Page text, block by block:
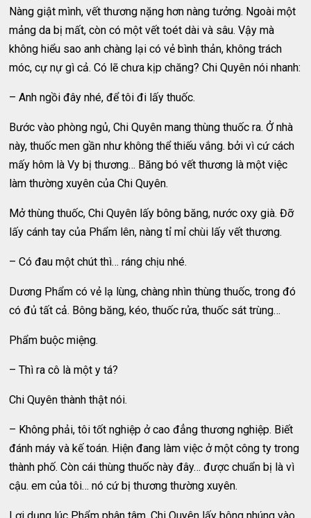
Nàng giật mình, vết thương nặng hơn nàng tưởng. Ngoài một
mảng da bị mất, còn có một vết toét dài và sâu. Vậy mà
không hiểu sao anh chàng lại có vẻ bình thản, không trách
móc, cự nự gì cả. Có lẽ chưa kịp chăng? Chi Quyên nói nhanh:
– Anh ngồi đây nhé, để tôi đi lấy thuốc.
Bước vào phòng ngủ, Chi Quyên mang thùng thuốc ra. Ở nhà
này, thuốc men gần như không thể thiếu vắng. bởi vì cứ cách
mấy hôm là Vy bị thương… Băng bó vết thương là một việc
làm thường xuyên của Chi Quyên.
Mở thùng thuốc, Chi Quyên lấy bông băng, nước oxy già. Đỡ
lấy cánh tay của Phẩm lên, nàng tỉ mỉ chùi lấy vết thương.
– Có đau một chút thì… ráng chịu nhé.
Dương Phẩm có vẻ lạ lùng, chàng nhìn thùng thuốc, trong đó
có đủ tất cả. Bông băng, kéo, thuốc rửa, thuốc sát trùng…
Phẩm buộc miệng.
– Thì ra cô là một y tá?
Chi Quyên thành thật nói.
– Không phải, tôi tốt nghiệp ở cao đẳng thương nghiệp. Biết
đánh máy và kế toán. Hiện đang làm việc ở một công ty trong
thành phố. Còn cái thùng thuốc này đây… được chuẩn bị là vì
cậu. em của tôi… nó cứ bị thương thường xuyên.